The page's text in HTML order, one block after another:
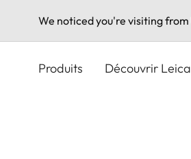
We noticed you're visiting from
Produits Découvrir Leica